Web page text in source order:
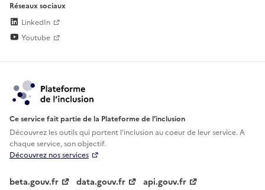
Réseaux sociaux
LinkedIn
Youtube
Ce service fait partie de la Plateforme de l’inclusion
Découvrez les outils qui portent l'inclusion aucoeur de leur service. A
chaque service, son objectif.
Découvrez nos services
beta.gouv.fr data.gouv.fr api.gouv.fr